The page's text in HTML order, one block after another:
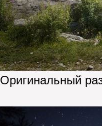
Оригинальный